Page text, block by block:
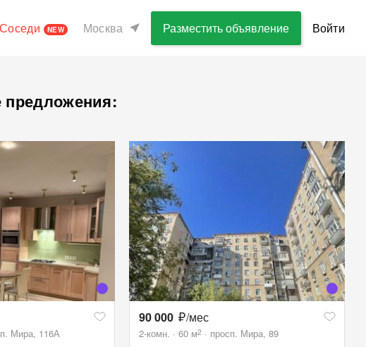
Соседи NEW Москва Разместить объявление Войти
предложения:
Мира, 116А
90 000 /мес
2-комн. 60 м2 просп. Мира, 89